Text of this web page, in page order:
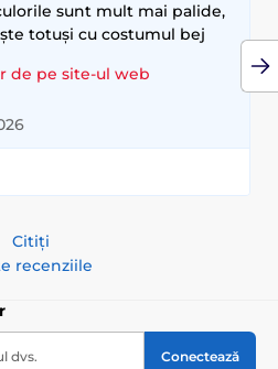
sunt mult mai palide,
totuși cu costumul bej
de pe site-ul web
Citiți
recenziile
dvs. Conectează